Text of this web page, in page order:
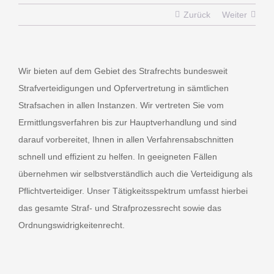
Zurück Weiter
Wir bieten auf dem Gebiet des Strafrechts bundesweit
Strafverteidigungen und Opfervertretung in sämtlichen
Strafsachen in allen Instanzen. Wir vertreten Sie vom
Ermittlungsverfahren bis zur Hauptverhandlung und sind
darauf vorbereitet, Ihnen in allen Verfahrensabschnitten
schnell und effizient zu helfen. In geeigneten Fällen
übernehmen wir selbstverständlich auch die Verteidigung als
Pflichtverteidiger. Unser Tätigkeitsspektrum umfasst hierbei
das gesamte Straf- und Strafprozessrecht sowie das
Ordnungswidrigkeitenrecht.
Viktoriastraße 57
44787 Bochum
Telefon 0234-688420
Telefax 0234-688481
info@sb-rechtsanwaelte.de
RECKLINGHAUSEN